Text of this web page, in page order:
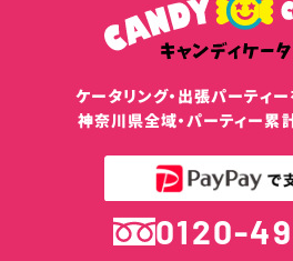
ケータリング・出張パーティー
神奈川県全域・パーティー
0120-